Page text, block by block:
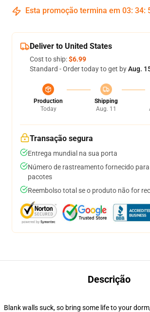
Esta promoção termina em 03: 34:
Deliver to United States
Cost to ship:$6.99
Standard - Order today to get byAug.
Production
Today
Shipping
Aug. 11
Transação segura
Entrega mundial na sua porta
Número de rastreamento fornecido
pacotes
Reembolso total se o produto não for
Descrição
Blank walls suck, so bring some life to your